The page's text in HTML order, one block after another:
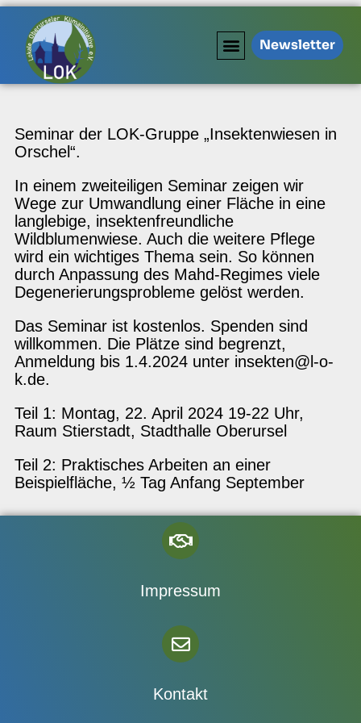
Newsletter
Seminar der LOK-Gruppe „Insektenwiesen in
Orschel“.
In einem zweiteiligen Seminar zeigen wir
Wege zur Umwandlung einer Fläche in eine
langlebige, insektenfreundliche
Wildblumenwiese. Auch die weitere Pflege
wird ein wichtiges Thema sein. So können
durch Anpassung des Mahd-Regimes viele
Degenerierungsprobleme gelöst werden.
Das Seminar ist kostenlos. Spenden sind
willkommen. Die Plätze sind begrenzt,
Anmeldung bis 1.4.2024 unter insekten@l-o-
k.de.
Teil 1: Montag, 22. April 2024 19-22 Uhr,
Raum Stierstadt, Stadthalle Oberursel
Teil 2: Praktisches Arbeiten an einer
Beispielfläche, ½ Tag Anfang September
Impressum
Kontakt